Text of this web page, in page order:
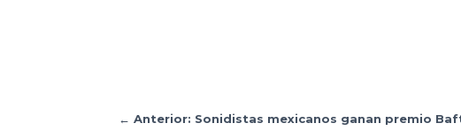
←Anterior: Sonidistas mexicanos ganan premio